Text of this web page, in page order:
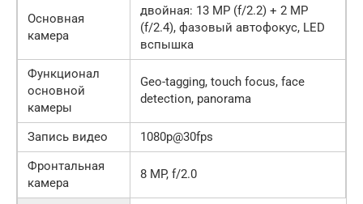
Основная
камера
двойная: 13 MP (f/2.2) + 2 MP
(f/2.4), фазовый автофокус, LED
вспышка
Функционал
основной
камеры
Geo-tagging, touch focus, face
detection, panorama
Запись видео
1080p@30fps
Фронтальная
камера
8 MP, f/2.0